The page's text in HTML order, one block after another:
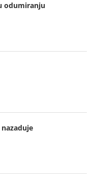
odumiranju